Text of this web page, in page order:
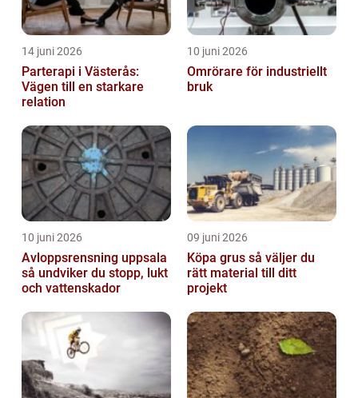
14 juni 2026
Parterapi i Västerås:
Vägen till en starkare
relation
10 juni 2026
Omrörare för industriellt
bruk
10 juni 2026
Avloppsrensning uppsala
så undviker du stopp, lukt
och vattenskador
09 juni 2026
Köpa grus så väljer du
rätt material till ditt
projekt